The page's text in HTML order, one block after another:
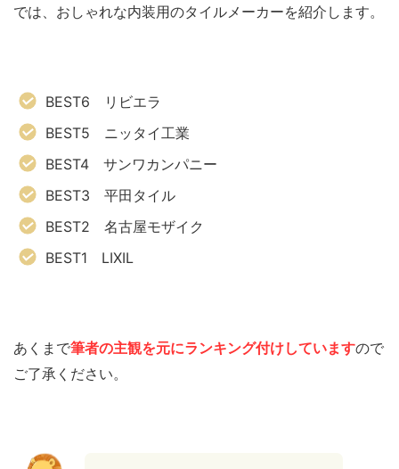
では、おしゃれな内装用のタイルメーカーを紹介します。
BEST6 リビエラ
BEST5 ニッタイ工業
BEST4 サンワカンパニー
BEST3 平田タイル
BEST2 名古屋モザイク
BEST1 LIXIL
あくまで筆者の主観を元にランキング付けしていますので
ご了承ください。